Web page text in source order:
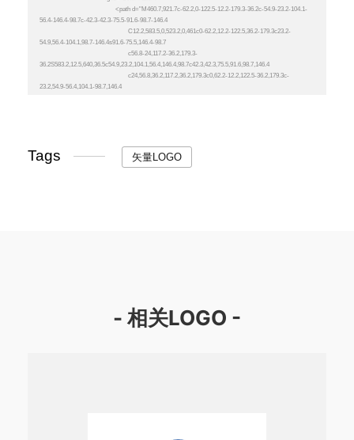
Tags 矢量LOGO
- 相关LOGO -